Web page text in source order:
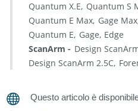
Quantum X.E Quantum S
Quantum E Max Gage Max
Quantum E Gage Edge
ScanArm
Design
Design ScanArm 2.5C